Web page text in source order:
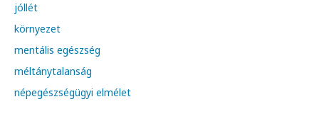
jóllét
környezet
mentális egészség
méltánytalanság
népegészségügyi elmélet